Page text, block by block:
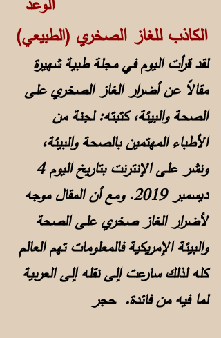
الكاذب للغاز الصخري (الطبيعي)
لقد قرأت اليوم في مجلة طبية شهيرة
مقالاً عن أضرار الغاز الصخري على
الصحة والبيئة، كتبته: لجنة من
الأطباء المهتمين بالصحة والبيئة،
ونشر على الإنترنت بتاريخ اليوم 4
ديسمبر 2019. ومع أن المقال موجه
لأضرار الغاز صخري على الصحة
والبيئة الإمريكية فالمعلومات تهم العالم
كله لذلك سارعت إلى نقله إلى العربية
لما فيه من فائدة. حجر